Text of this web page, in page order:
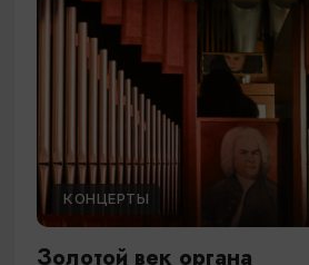
КОНЦЕРТЫ
Золотой век органа